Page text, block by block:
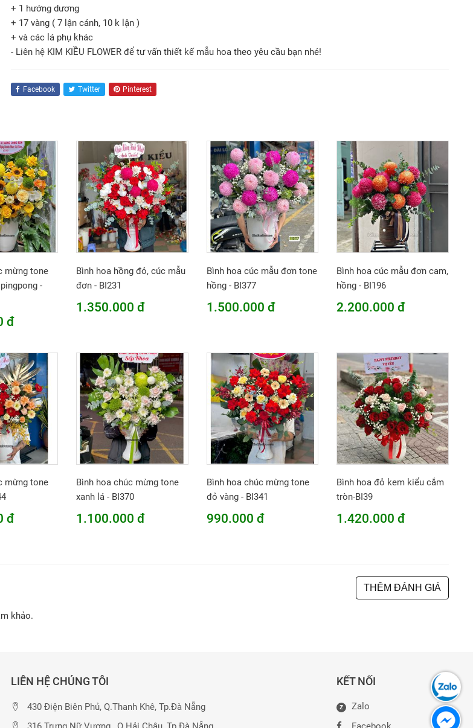
+ 1 hướng dương
+ 17 vàng ( 7 lận cánh, 10 k lận )
+ và các lá phụ khác
- Liên hệ KIM KIỀU FLOWER để tư vấn thiết kế mẫu hoa theo yêu cầu bạn nhé!
Facebook Twitter Pinterest
mừng tone
-
đ
Bình hoa hồng đỏ, cúc mẫu
đơn - BI231
1.350.000 đ
Bình hoa cúc mẫu đơn tone
hồng - BI377
1.500.000 đ
Bình hoa cúc mẫu đơn cam,
hồng - BI196
2.200.000 đ
mừng tone
đ
Bình hoa chúc mừng tone
xanh lá - BI370
1.100.000 đ
Bình hoa chúc mừng tone
đỏ vàng - BI341
990.000 đ
Bình hoa đỏ kem kiểu cắm
tròn-BI39
1.420.000 đ
THÊM ĐÁNH GIÁ
khảo.
LIÊN HỆ CHÚNG TÔI
430 Điện Biên Phủ, Q.Thanh Khê, Tp.Đà Nẵng
KẾT NỐI
Z
Zalo